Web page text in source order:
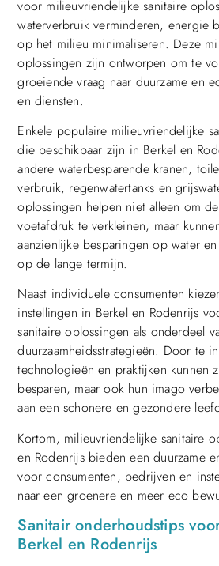
voor milieuvriendelijke sanitaire
waterverbruik verminderen, energie
op het milieu minimaliseren. Deze
oplossingen zijn ontworpen om te
groeiende vraag naar duurzame en
en diensten.
Enkele populaire milieuvriendelijke
die beschikbaar zijn in Berkel en
andere waterbesparende kranen,
verbruik, regenwatertanks en
oplossingen helpen niet alleen om
voetafdruk te verkleinen, maar
aanzienlijke besparingen op water
op de lange termijn.
Naast individuele consumenten
instellingen in Berkel en Rodenrijs
sanitaire oplossingen als onderdeel
duurzaamheidsstrategieën. Door te
technologieën en praktijken kunnen
besparen, maar ook hun imago
aan een schonere en gezondere
Kortom, milieuvriendelijke sanitaire
en Rodenrijs bieden een duurzame
voor consumenten, bedrijven en
naar een groenere en meer eco
Sanitair onderhoudstips
Berkel en Rodenrijs